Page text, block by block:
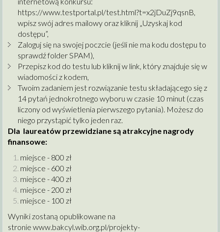
https://www.testportal.pl/test.html?t=x2jDuZj9qsnB
wpisz swój adres mailowy oraz kliknij „Uzyskaj kod
dostępu”,
Zaloguj się na swojej poczcie (jeśli nie ma kodu dostępu to
sprawdź folder SPAM),
Przepisz kod do testu lub kliknij w link, który znajduje się w
wiadomości z kodem,
Twoim zadaniem jest rozwiązanie testu składającego się z
14 pytań jednokrotnego wyboru w czasie 10 minut (czas
liczony od wyświetlenia pierwszego pytania). Możesz do
niego przystąpić tylko jeden raz.
Dla laureatów przewidziane są atrakcyjne nagrody
finansowe:
miejsce - 800 zł
miejsce - 600 zł
miejsce - 400 zł
miejsce - 200 zł
miejsce - 100 zł
Wyniki zostaną opublikowane na
stronie www.bakcyl.wib.org.pl/projekty-